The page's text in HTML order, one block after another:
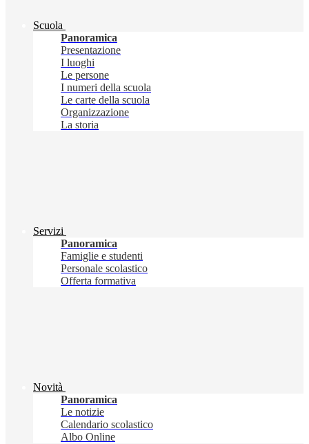
Scuola
Panoramica
Presentazione
I luoghi
Le persone
I numeri della scuola
Le carte della scuola
Organizzazione
La storia
Servizi
Panoramica
Famiglie e studenti
Personale scolastico
Offerta formativa
Novità
Panoramica
Le notizie
Calendario scolastico
Albo Online